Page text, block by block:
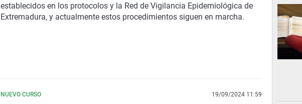
establecidos en los protocolos y la Red de Vigilancia Epidemiológica de
Extremadura, y actualmente estos procedimientos siguen en marcha.
NUEVO CURSO 19/09/2024 11:59